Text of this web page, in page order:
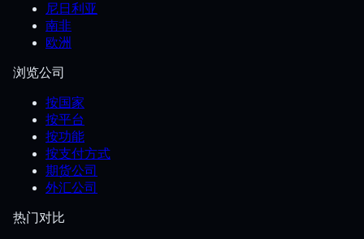
尼日利亚
南非
欧洲
浏览公司
按国家
按平台
按功能
按支付方式
期货公司
外汇公司
热门对比